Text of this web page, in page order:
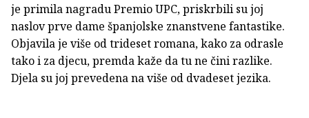
je primila nagradu Premio UPC, priskrbili su joj
naslov prve dame španjolske znanstvene fantastike.
Objavila je više od trideset romana, kako za odrasle
tako i za djecu, premda kaže da tu ne čini razlike.
Djela su joj prevedena na više od dvadeset jezika.